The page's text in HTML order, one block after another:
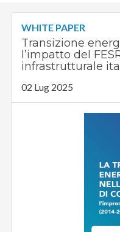
WHITE PAPER
Transizione
l’impatto del
infrastrutturale
02 Lug 2025